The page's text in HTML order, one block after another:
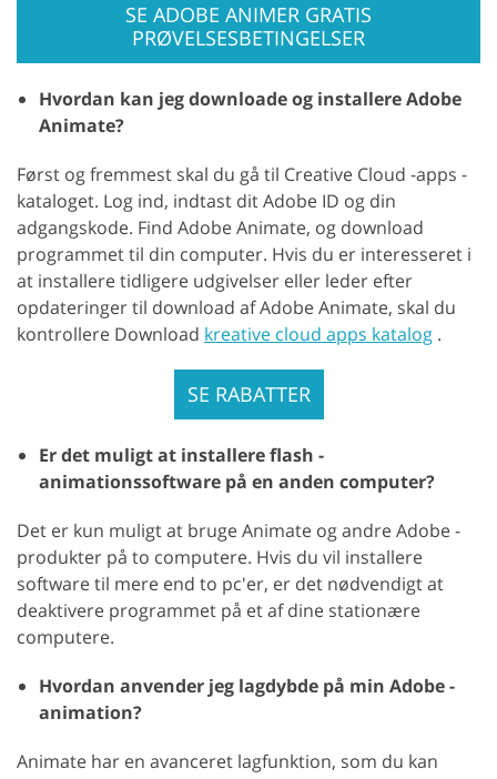
SE ADOBE ANIMER GRATIS
PRØVELSESBETINGELSER
Hvordan kan jeg downloade og installere Adobe
Animate?
Først og fremmest skal du gå til Creative Cloud -apps -
kataloget. Log ind, indtast dit Adobe ID og din
adgangskode. Find Adobe Animate, og download
programmet til din computer. Hvis du er interesseret i
at installere tidligere udgivelser eller leder efter
opdateringer til download af Adobe Animate, skal du
kontrollere Download kreative cloud apps katalog .
SE RABATTER
Er det muligt at installere flash -
animationssoftware på en anden computer?
Det er kun muligt at bruge Animate og andre Adobe -
produkter på to computere. Hvis du vil installere
software til mere end to pc'er, er det nødvendigt at
deaktivere programmet på et af dine stationære
computere.
Hvordan anvender jeg lagdybde på min Adobe -
animation?
Animate har en avanceret lagfunktion, som du kan